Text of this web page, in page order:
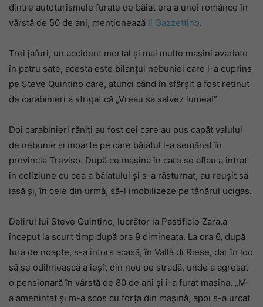
dintre autoturismele furate de băiat era a unei românce în
vârstă de 50 de ani, menționează Il Gazzettino.
Trei jafuri, un accident mortal și mai multe mașini avariate
în patru sate, acesta este bilanțul nebuniei care l-a cuprins
pe Steve Quintino care, atunci când în sfârșit a fost reținut
de carabinieri a strigat că „Vreau sa salvez lumea!”
Doi carabinieri răniți au fost cei care au pus capăt valului
de nebunie și moarte pe care băiatul l-a semănat în
provincia Treviso. După ce mașina în care se aflau a intrat
în coliziune cu cea a băiatului și s-a răsturnat, au reușit să
iasă și, în cele din urmă, să-l imobilizeze pe tânărul ucigaș.
Delirul lui Steve Quintino, lucrător la Pastificio Zara,a
început la scurt timp după ora 9 dimineața. La ora 6, după
tura de noapte, s-a întors acasă, în Vallà di Riese, dar în loc
să se odihnească a ieșit din nou pe stradă, unde a agresat
o pensionară în vârstă de 80 de ani și i-a furat mașina. „M-
a amenințat și m-a scos cu forța din mașină, apoi s-a urcat